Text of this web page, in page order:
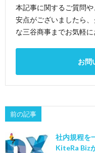
本記事に関するご質問
安点がございましたら
な三谷商事までお気軽に
お問
前の記事
社内規程を
KiteRa Biz